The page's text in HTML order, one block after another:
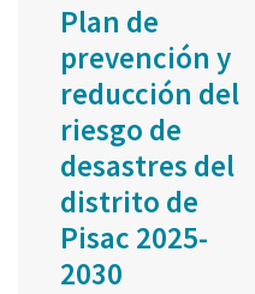
Plan de
prevención y
reducción del
riesgo de
desastres del
distrito de
Pisac 2025-
2030